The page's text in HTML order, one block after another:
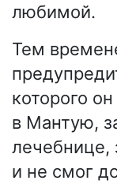
любимой.
Тем
которого
в Мантую,
лечебнице,
и не смог